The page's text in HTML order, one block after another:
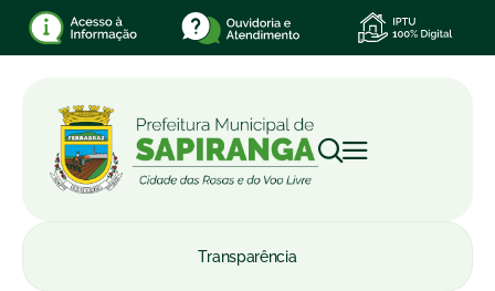
Transparência